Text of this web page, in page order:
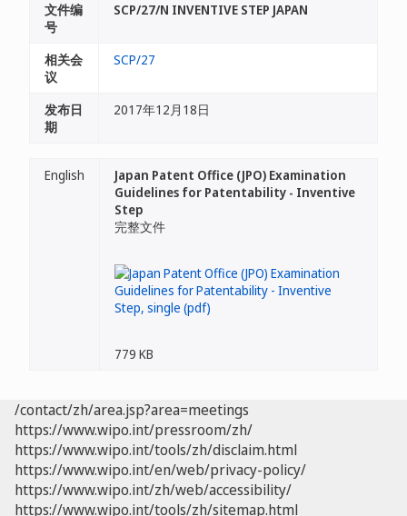
文件编
号
SCP/27/N INVENTIVE STEP JAPAN
相关会
议
SCP/27
发布日
期
2017年12月18日
English
Japan Patent Office (JPO) Examination
Guidelines for Patentability - Inventive
Step
完整文件
779 KB
/contact/zh/area.jsp?area=meetings
https://www.wipo.int/pressroom/zh/
https://www.wipo.int/tools/zh/disclaim.html
https://www.wipo.int/en/web/privacy-policy/
https://www.wipo.int/zh/web/accessibility/
https://www.wipo.int/tools/zh/sitemap.html